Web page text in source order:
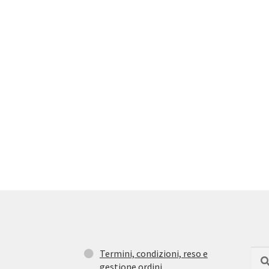
Termini, condizioni, reso e
Cerca:
Cerca